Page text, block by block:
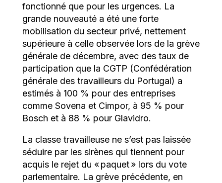
fonctionné que pour les urgences. La
grande nouveauté a été une forte
mobilisation du secteur privé, nettement
supérieure à celle observée lors de la grève
générale de décembre, avec des taux de
participation que la CGTP (Confédération
générale des travailleurs du Portugal) a
estimés à 100 % pour des entreprises
comme Sovena et Cimpor, à 95 % pour
Bosch et à 88 % pour Glavidro.
La classe travailleuse ne s’est pas laissée
séduire par les sirènes qui tiennent pour
acquis le rejet du « paquet » lors du vote
parlementaire. La grève précédente, en